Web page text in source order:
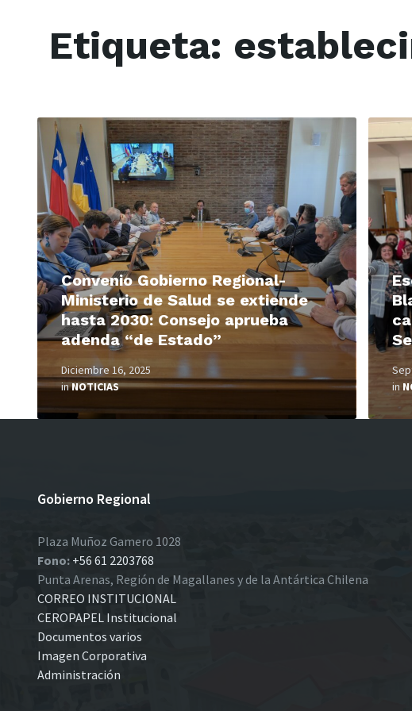
Etiqueta:
Convenio Gobierno Regional-
Ministerio de Salud se extiende
hasta 2030: Consejo aprueba
adenda “de Estado”
Diciembre 16, 2025
inNOTICIAS
Read
More
in
Read
More
Gobierno Regional
Plaza Muñoz Gamero 1028
Fono: +56 61 2203768
Punta Arenas, Región de Magallanes y de la Antártica Chilena
CORREO INSTITUCIONAL
CEROPAPEL Institucional
Documentos varios
Imagen Corporativa
Administración